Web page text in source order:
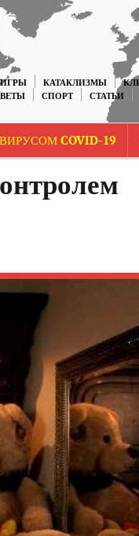
ИГРЫ КАТАКЛИЗМЫ
СПОРТ СТАТЬИ
COVID-19